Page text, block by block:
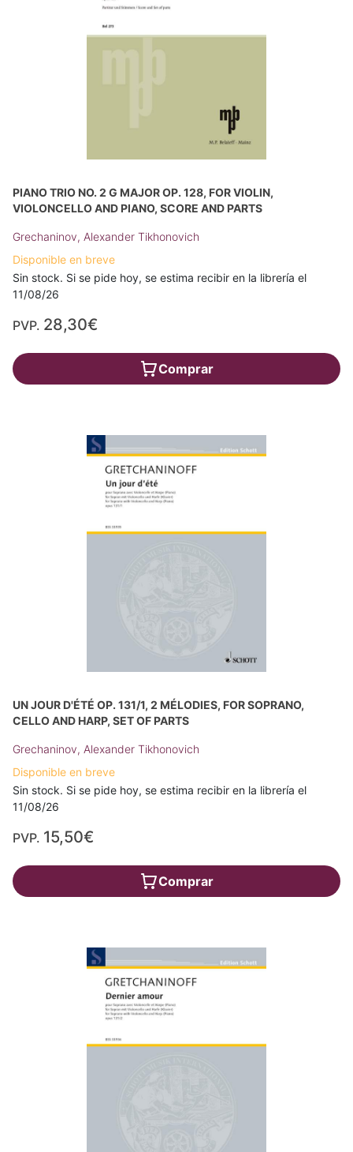
PIANO TRIO NO. 2 G MAJOR OP. 128, FOR VIOLIN,
VIOLONCELLO AND PIANO, SCORE AND PARTS
Grechaninov, Alexander Tikhonovich
Disponible en breve
Sin stock. Si se pide hoy, se estima recibir en la librería el
11/08/26
PVP. 28,30€
Comprar
UN JOUR D'ÉTÉ OP. 131/1, 2 MÉLODIES, FOR SOPRANO,
CELLO AND HARP, SET OF PARTS
Grechaninov, Alexander Tikhonovich
Disponible en breve
Sin stock. Si se pide hoy, se estima recibir en la librería el
11/08/26
PVP. 15,50€
Comprar